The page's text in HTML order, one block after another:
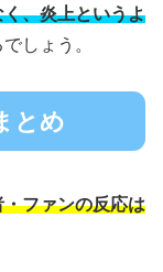
、炎上というよ
しょう。
とめ
・ファンの反応は